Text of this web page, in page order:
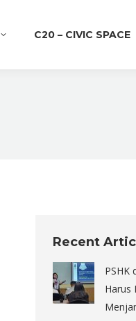
C20 – CIVIC SPACE
Recent
PSHK
Harus